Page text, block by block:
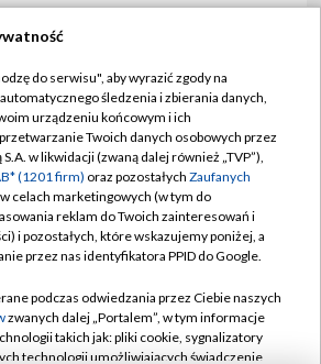
TVP
Abonament TVP
Sklep TVP
Biuro Reklamy
Oferta Handlowa
Emisja w TVP
Rada Programowa
Regulamin TVP
Polityka prywatności
Moje zgody
Biuro reklamy
Kanały
do serwisu", aby wyrazić zgody na
śledzenia i zbierania danych,
urządzeniu końcowym i ich
Twoich danych osobowych przez
w likwidacji (zwaną dalej również „TVP”),
(1201 firm) oraz pozostałych Zaufanych
celach marketingowych (w tym do
reklam do Twoich zainteresowań i
i pozostałych, które wskazujemy poniżej, a
przez nas identyfikatora PPID do Google.
podczas odwiedzania przez Ciebie naszych
zwanych dalej „Portalem”, w tym informacje
takich jak: pliki cookie, sygnalizatory
technologii umożliwiających świadczenie